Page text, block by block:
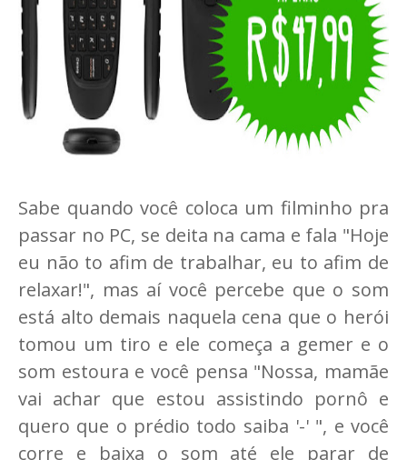
Sabe quando você coloca um filminho pra
passar no PC, se deita na cama e fala "Hoje
eu não to afim de trabalhar, eu to afim de
relaxar!", mas aí você percebe que o som
está alto demais naquela cena que o herói
tomou um tiro e ele começa a gemer e o
som estoura e você pensa "Nossa, mamãe
vai achar que estou assistindo pornô e
quero que o prédio todo saiba '-' ", e você
corre e baixa o som até ele parar de